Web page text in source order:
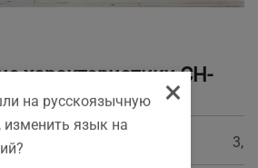
характеристики CH-
SC(I):
×
на русскоязычную
изменить язык на